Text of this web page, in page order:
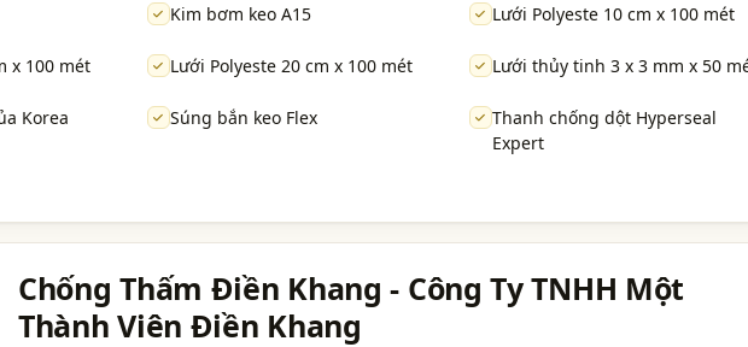
Kim bơm keo A15 Lưới Polyeste 10 cm x 100 mét
x 100 mét Lưới Polyeste 20 cm x 100 mét Lưới thủy tinh 3 x 3 mm x 50
Korea Súng bắn keo Flex
Thanh chống dột Hyperseal
Expert
Chống Thấm Điền Khang - Công Ty TNHH Một
Thành Viên Điền Khang